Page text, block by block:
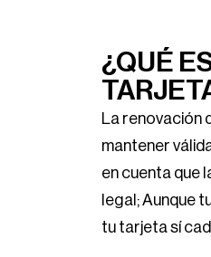
¿QUÉ
La renovación
mantener
en cuenta que
legal; Aunque
tu tarjeta sí